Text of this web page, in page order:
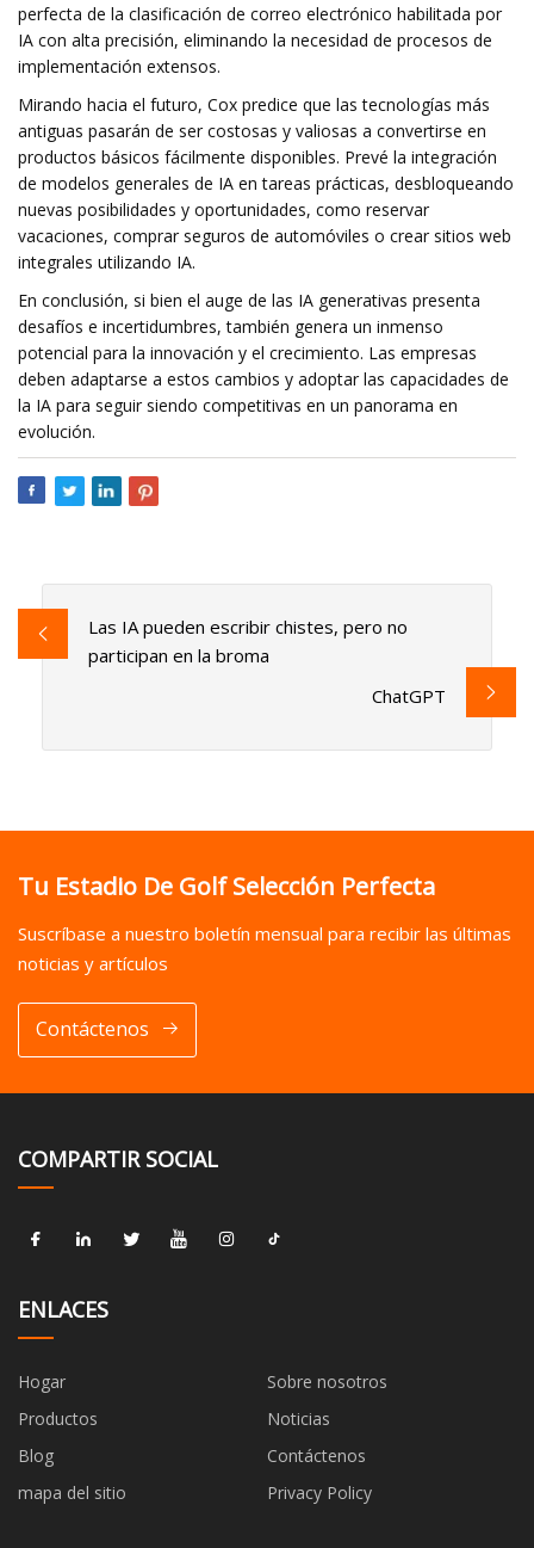
perfecta de la clasificación de correo electrónico habilitada por
IA con alta precisión, eliminando la necesidad de procesos de
implementación extensos.
Mirando hacia el futuro, Cox predice que las tecnologías más
antiguas pasarán de ser costosas y valiosas a convertirse en
productos básicos fácilmente disponibles. Prevé la integración
de modelos generales de IA en tareas prácticas, desbloqueando
nuevas posibilidades y oportunidades, como reservar
vacaciones, comprar seguros de automóviles o crear sitios web
integrales utilizando IA.
En conclusión, si bien el auge de las IA generativas presenta
desafíos e incertidumbres, también genera un inmenso
potencial para la innovación y el crecimiento. Las empresas
deben adaptarse a estos cambios y adoptar las capacidades de
la IA para seguir siendo competitivas en un panorama en
evolución.
Las IA pueden escribir chistes, pero no
participan en la broma
ChatGPT
Tu Estadio De Golf Selección Perfecta
Suscríbase a nuestro boletín mensual para recibir las últimas
noticias y artículos
Contáctenos
COMPARTIR SOCIAL
ENLACES
Hogar
Sobre nosotros
Productos
Noticias
Blog
Contáctenos
mapa del sitio
Privacy Policy